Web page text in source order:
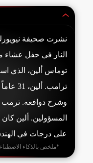
نشرت صحيفة
النار في حفل عشاء
توماس ألين، الذي
ترامب.
وشرح دوافعه. ترمب
المسؤولين. ألين
على درجات في
*ملخص بالذكاء